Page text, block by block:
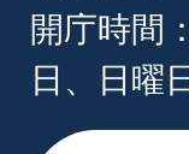
開庁時間
日、日曜